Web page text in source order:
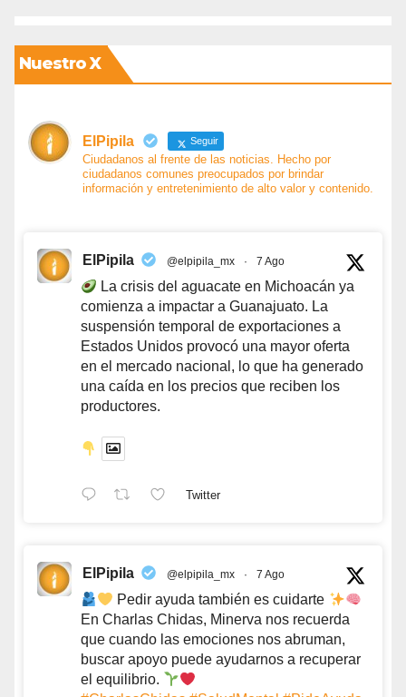
Nuestro X
ElPipila Seguir
Ciudadanos al frente de las noticias. Hecho por
ciudadanos comunes preocupados por brindar
información y entretenimiento de alto valor y contenido.
ElPipila @elpipila_mx · 7 Ago
La crisis del aguacate en Michoacán ya
comienza a impactar a Guanajuato. La
suspensión temporal de exportaciones a
Estados Unidos provocó una mayor oferta
en el mercado nacional, lo que ha generado
una caída en los precios que reciben los
productores.
Twitter
ElPipila @elpipila_mx · 7 Ago
Pedir ayuda también es cuidarte
En Charlas Chidas, Minerva nos recuerda
que cuando las emociones nos abruman,
buscar apoyo puede ayudarnos a recuperar
el equilibrio.